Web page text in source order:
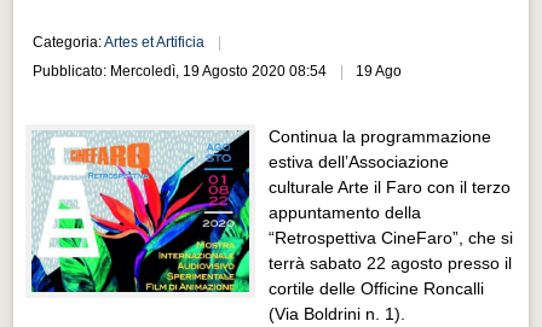
PROGETTI
Progetti Aperti
Progetti Realizzati
Progetti Realizzati
EVENTI
EVENTI
Categoria:Artes et Artificia
Pubblicato: Mercoledì, 19 Agosto 2020 08:54
19 Ago
Continua la programmazione
estiva dell’Associazione
culturale Arte il Faro con il terzo
appuntamento della
“Retrospettiva CineFaro”, che si
terrà sabato 22 agosto presso il
cortile delle Officine Roncalli
(Via Boldrini n. 1).